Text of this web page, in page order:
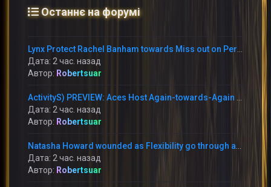
Останнє на форумі
Дата: 2 час. назад
Автор: Robertsuar
Дата: 2 час. назад
Автор: Robertsuar
Дата: 2 час. назад
Автор: Robertsuar